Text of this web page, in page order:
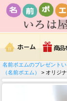
名前ポエムのプレゼント
（名前ポエム）
> オリジ